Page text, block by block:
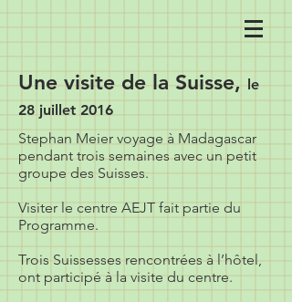
Une visite de la Suisse, le
28 juillet 2016
Stephan Meier voyage à Madagascar
pendant trois semaines avec un petit
groupe des Suisses.
Visiter le centre AEJT fait partie du
Programme.
Trois Suissesses rencontrées à l’hôtel,
ont participé à la visite du centre.